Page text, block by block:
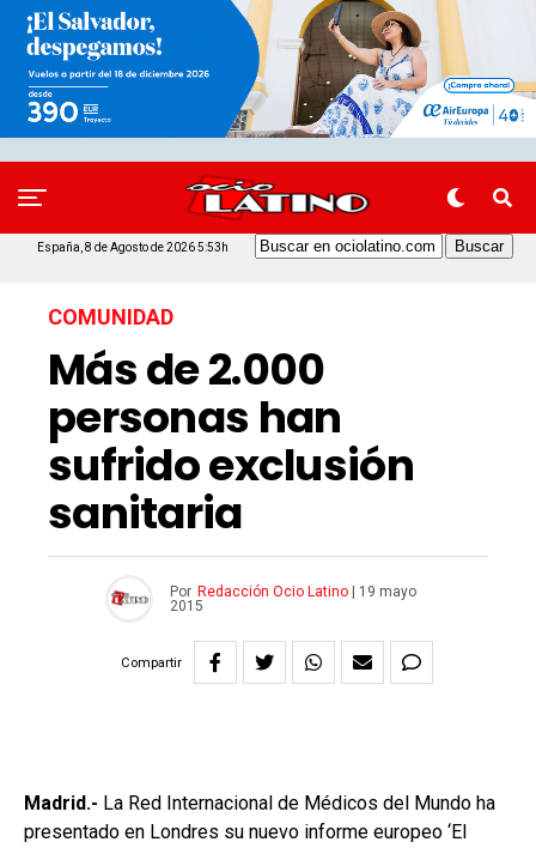
España, 8 de Agosto de 2026 5:53h
COMUNIDAD
Más de 2.000
personas han
sufrido exclusión
sanitaria
Por Redacción Ocio Latino|
19 mayo
2015
Compartir
Madrid.- La Red Internacional de Médicos del Mundo ha
presentado en Londres su nuevo informe europeo ‘El